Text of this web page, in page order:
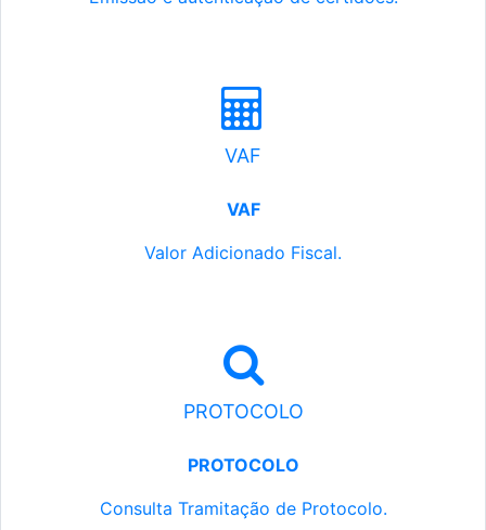
VAF
VAF
Valor Adicionado Fiscal.
PROTOCOLO
PROTOCOLO
Consulta Tramitação de Protocolo.